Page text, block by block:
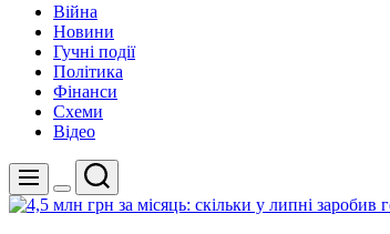
Війна
Новини
Гучні події
Політика
Фінанси
Схеми
Відео
Меню
Перемикач
кольорового
Пошук